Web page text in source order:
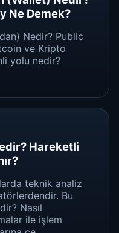
Ne Demek?
Nedir? Public
ve Kripto
yolu nedir?
Hareketli
teknik analiz
Bu
Nasıl
ile işlem